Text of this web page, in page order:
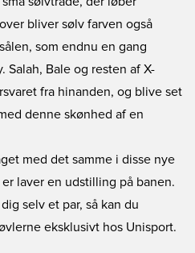
bliver sølv farven også
som endnu en gang
Bale og resten af X-
fra hinanden, og blive set
denne skønhed af en
med det samme i disse nye
laver en udstilling på banen.
selv et par, så kan du
eksklusivt hos Unisport.